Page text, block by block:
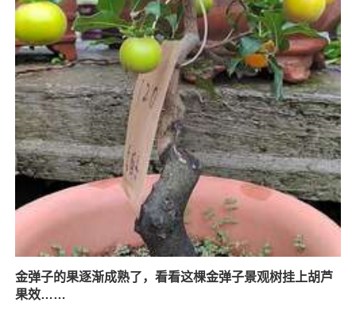
金弹子的果逐渐成熟了，看看这棵金弹子景观树挂上胡芦
果效……